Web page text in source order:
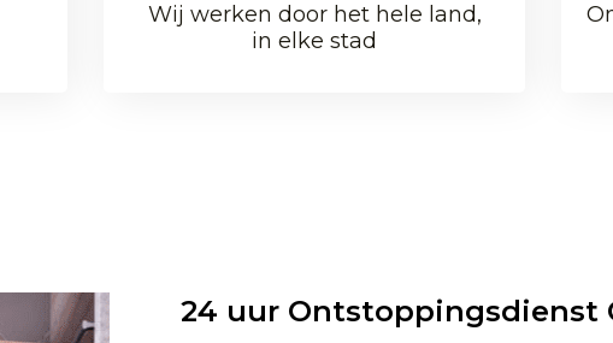
Wij werken door het hele land,
in elke stad
24 uur Ontstoppingsdienst